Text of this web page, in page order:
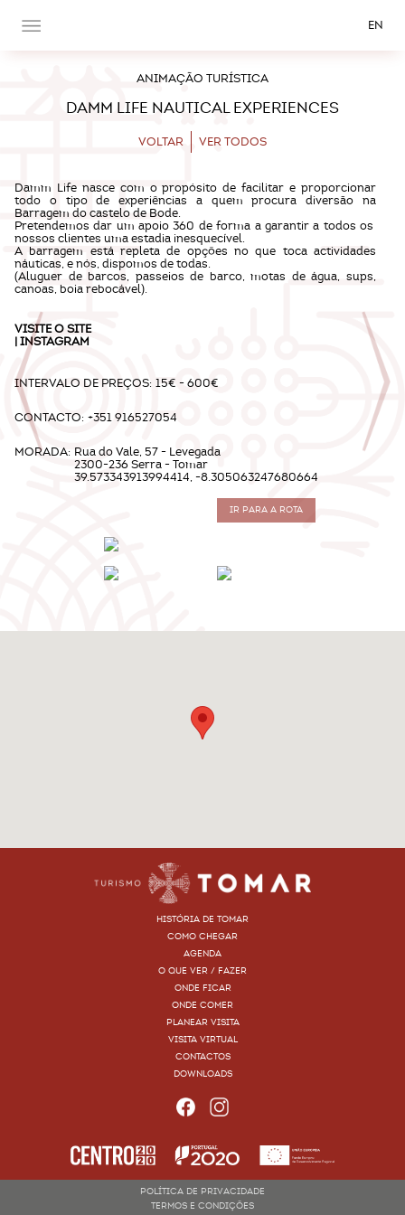
EN
ANIMAÇÃO TURÍSTICA
DAMM LIFE NAUTICAL EXPERIENCES
VOLTAR VER TODOS
Damm Life nasce com o propósito de facilitar e proporcionar
todo o tipo de experiências a quem procura diversão na
Barragem do castelo de Bode.
Pretendemos dar um apoio 360 de forma a garantir a todos os
nossos clientes uma estadia inesquecível.
A barragem está repleta de opções no que toca actividades
náuticas, e nós, dispomos de todas.
(Aluguer de barcos, passeios de barco, motas de água, sups,
canoas, boia rebocável).
VISITE OSITE
|INSTAGRAM
INTERVALO DE PREÇOS: 15€ - 600€
CONTACTO: +351 916527054
MORADA: Rua do Vale, 57 - Levegada
2300-236 Serra - Tomar
39.573343913994414, -8.305063247680664
IR PARA A ROTA
HISTÓRIA DE TOMAR
COMO CHEGAR
AGENDA
O QUE VER / FAZER
ONDE FICAR
ONDE COMER
PLANEAR VISITA
VISITA VIRTUAL
CONTACTOS
DOWNLOADS
POLÍTICA DE PRIVACIDADE
TERMOS E CONDIÇÕES